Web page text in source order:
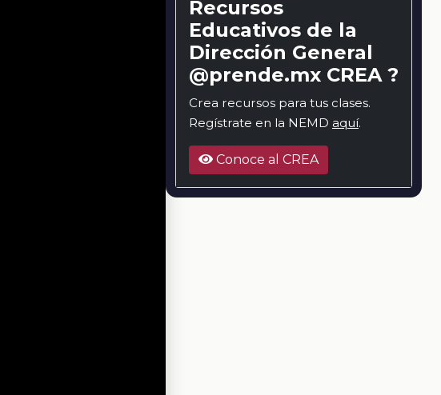
Recursos
Educativos de la
Dirección General
@prende.mx CREA ?
Crea recursos para tus clases.
Regístrate en la NEMD aquí.
Conoce al CREA